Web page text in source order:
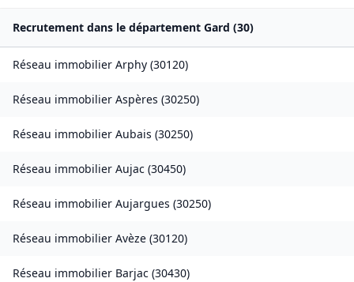
Recrutement dans le département Gard (30)
Réseau immobilier Arphy (30120)
Réseau immobilier Aspères (30250)
Réseau immobilier Aubais (30250)
Réseau immobilier Aujac (30450)
Réseau immobilier Aujargues (30250)
Réseau immobilier Avèze (30120)
Réseau immobilier Barjac (30430)